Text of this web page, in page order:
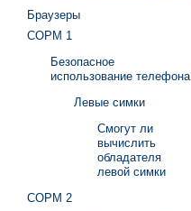
Браузеры
СОРМ 1
Безопасное
использование телефона
Левые симки
Смогут ли
вычислить
обладателя
левой симки
СОРМ 2